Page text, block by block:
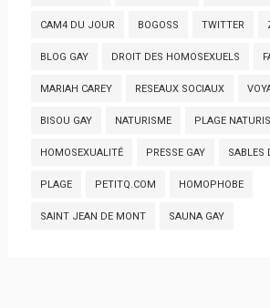
CAM4 DU JOUR BOGOSS TWITTER
BLOG GAY DROIT DES HOMOSEXUELS
MARIAH CAREY RESEAUX SOCIAUX
BISOU GAY NATURISME PLAGE
HOMOSEXUALITÉ PRESSE GAY SABLES
PLAGE PETITQ.COM HOMOPHOBE
SAINT JEAN DE MONT SAUNA GAY